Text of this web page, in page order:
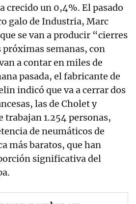
crecido un 0,4%. El pasado
galo de Industria, Marc
se van a producir “cierres
próximas semanas, con
a contar en miles de
pasada, el fabricante de
indicó que va a cerrar dos
las de Cholet y
trabajan 1.254 personas,
de neumáticos de
más baratos, que han
significativa del